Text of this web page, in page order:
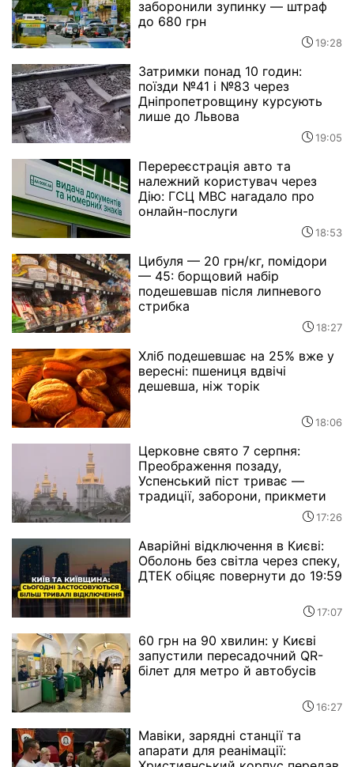
19:28
заборонили зупинку — штраф
до 680 грн
19:05
Затримки понад 10 годин:
поїзди №41 і №83 через
Дніпропетровщину курсують
лише до Львова
18:53
Перереєстрація авто та
належний користувач через
Дію: ГСЦ МВС нагадало про
онлайн-послуги
18:27
Цибуля — 20 грн/кг, помідори
— 45: борщовий набір
подешевшав після липневого
стрибка
18:06
Хліб подешевшає на 25% вже у
вересні: пшениця вдвічі
дешевша, ніж торік
17:26
Церковне свято 7 серпня:
Преображення позаду,
Успенський піст триває —
традиції, заборони, прикмети
17:07
Аварійні відключення в Києві:
Оболонь без світла через спеку,
ДТЕК обіцяє повернути до 19:59
16:27
60 грн на 90 хвилин: у Києві
запустили пересадочний QR-
білет для метро й автобусів
Мавіки, зарядні станції та
апарати для реанімації: